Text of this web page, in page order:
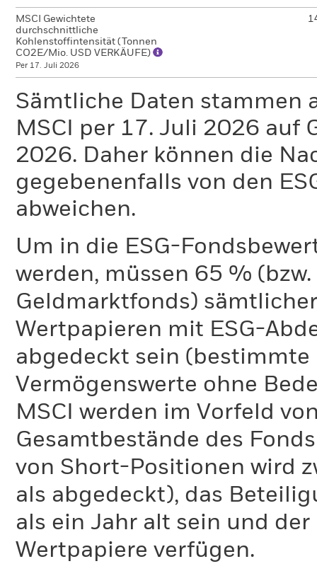
MSCI Gewichtete
durchschnittliche
Kohlenstoffintensität (Tonnen
CO2E/Mio. USD VERKÄUFE)
Per 17. Juli 2026
Sämtliche Daten stammen
MSCI per 17. Juli 2026 auf
2026. Daher können die
gegebenenfalls von den
abweichen.
Um in die ESG-
werden, müssen 65 %
Geldmarktfonds)
Wertpapieren mit ESG-
abgedeckt sein
Vermögenswerte ohne
MSCI werden im Vorfeld
Gesamtbestände des
von Short-Positionen wird
als abgedeckt), das
als ein Jahr alt sein und
Wertpapiere verfügen.